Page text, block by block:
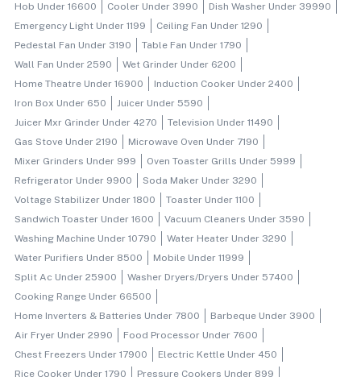
Hob Under 16600 Cooler Under 3990
Dish Washer Under 39990
Emergency Light Under 1199
Ceiling Fan Under 1290
Pedestal Fan Under 3190
Table Fan Under 1790
Wall Fan Under 2590
Wet Grinder Under 6200
Home Theatre Under 16900
Induction Cooker Under 2400
Iron Box Under 650
Juicer Under 5590
Juicer Mxr Grinder Under 4270
Television Under 11490
Gas Stove Under 2190
Microwave Oven Under 7190
Mixer Grinders Under 999
Oven Toaster Grills Under 5999
Refrigerator Under 9900
Soda Maker Under 3290
Voltage Stabilizer Under 1800
Toaster Under 1100
Sandwich Toaster Under 1600
Vacuum Cleaners Under 3590
Washing Machine Under 10790
Water Heater Under 3290
Water Purifiers Under 8500
Mobile Under 11999
Split Ac Under 25900
Washer Dryers/dryers Under 57400
Cooking Range Under 66500
Home Inverters & Batteries Under 7800
Barbeque Under 3900
Air Fryer Under 2990
Food Processor Under 7600
Chest Freezers Under 17900
Electric Kettle Under 450
Rice Cooker Under 1790
Pressure Cookers Under 899